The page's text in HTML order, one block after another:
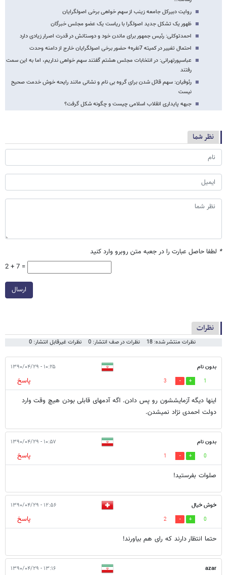
روایت دبیرکل جامعه زینب از سهم خواهی برخی اصولگرایان
ظهور یک تشکل جدید اصولگرا با ریاست یک عضو مجلس خبرگان
احمدتوکلی: رئیس جمهور برای ماندن خود و دوستانش در قدرت اصرار زیادی دارد
احتمال تغییر در کمیته 7نفره+ حضور برخی اصولگرایان خارج از دامنه وحدت
عباسپورتهرانی: در انتخابات مجلس هشتم گفتند سهم خواهی نداریم، اما به این سمت
رفتند
رئوفیان: سهم قائل شدن برای گروه بی نام و نشانی مانند رایحه خوش خدمت صحیح
نیست
جبهه پایداری انقلاب اسلامی چیست و چگونه شکل گرفت؟
نظر شما
* لطفا حاصل عبارت را در جعبه متن روبرو وارد کنید
2 + 7 =
ارسال
نظرات
نظرات منتشر شده: 18 نظرات در صف انتشار: 0 نظرات غیرقابل انتشار: 0
بدون نام ۱۰:۲۵ - ۱۳۹۰/۰۴/۲۹
1
3
پاسخ
اینها دیگه آزمایششون رو پس دادن. اگه آدمهای قابلی بودن هیچ وقت وارد
دولت احمدی نژاد نمیشدن.
بدون نام ۱۰:۵۷ - ۱۳۹۰/۰۴/۲۹
0
1
پاسخ
صلوات بفرستيد!
خوش خیال ۱۲:۵۶ - ۱۳۹۰/۰۴/۲۹
0
2
پاسخ
حتما انتظار دارند که رای هم بیاورند!
azar ۱۳:۱۶ - ۱۳۹۰/۰۴/۲۹